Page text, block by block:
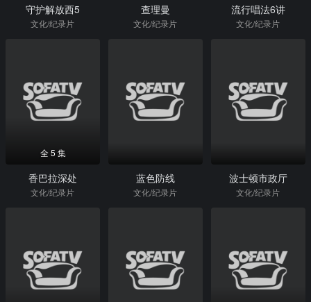
守护解放西5
文化/纪录片
查理曼
文化/纪录片
流行唱法6讲
文化/纪录片
全 5 集
香巴拉深处
文化/纪录片
蓝色防线
文化/纪录片
波士顿市政厅
文化/纪录片